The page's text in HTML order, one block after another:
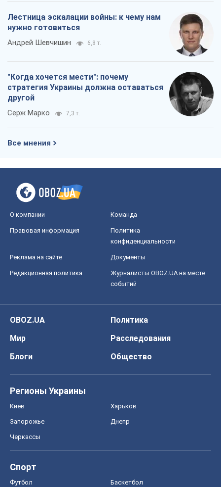
Лестница эскалации войны: к чему нам
нужно готовиться
Андрей Шевчишин 6,8 т.
"Когда хочется мести": почему
стратегия Украины должна оставаться
другой
Серж Марко 7,3 т.
Все мнения
О компании Команда
Правовая информация
Политика
конфиденциальности
Реклама на сайте Документы
Редакционная политика
Журналисты OBOZ.UA на месте
событий
OBOZ.UA
Политика
Мир
Расследования
Блоги
Общество
Регионы Украины
Киев Харьков
Запорожье Днепр
Черкассы
Спорт
Футбол Баскетбол